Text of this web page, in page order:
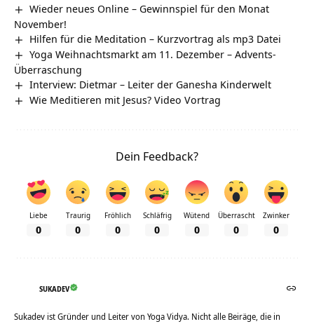
Wieder neues Online – Gewinnspiel für den Monat
November!
Hilfen für die Meditation – Kurzvortrag als mp3 Datei
Yoga Weihnachtsmarkt am 11. Dezember – Advents-
Überraschung
Interview: Dietmar – Leiter der Ganesha Kinderwelt
Wie Meditieren mit Jesus? Video Vortrag
Dein Feedback?
Liebe
0
Traurig
0
Fröhlich
0
Schläfrig
0
Wütend
0
Überrascht
0
Zwinker
0
SUKADEV
Sukadev ist Gründer und Leiter von Yoga Vidya. Nicht alle Beiräge, die in